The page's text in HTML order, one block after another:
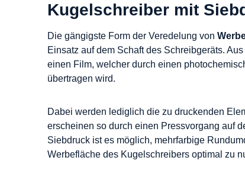
Kugelschreiber mit
Die gängigste Form der Veredelung von
Einsatz auf dem Schaft des Schreibgeräts.
einen Film, welcher durch einen
übertragen wird.
Dabei werden lediglich die zu druckenden
erscheinen so durch einen Pressvorgang auf
Siebdruck ist es möglich, mehrfarbige
Werbefläche des Kugelschreibers optimal zu